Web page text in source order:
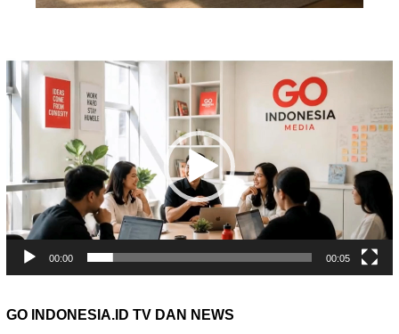
Pemutar
Video
00:00 00:05
GO INDONESIA.ID TV DAN NEWS